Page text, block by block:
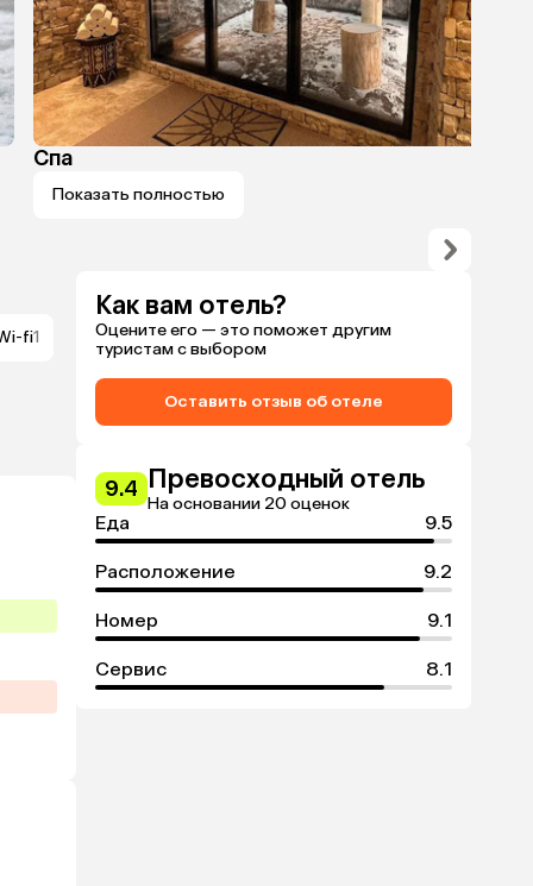
Спа
Показать полностью
fi1
Как вам отель?
Оцените его — это поможет другим
туристам с выбором
Оставить отзыв об отеле
9.4 Превосходный отель
На основании 20 оценок
Еда 9.5
Расположение 9.2
Номер 9.1
Сервис 8.1